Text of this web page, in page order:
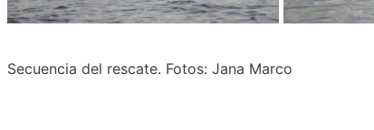
Secuencia del rescate. Fotos: Jana Marco